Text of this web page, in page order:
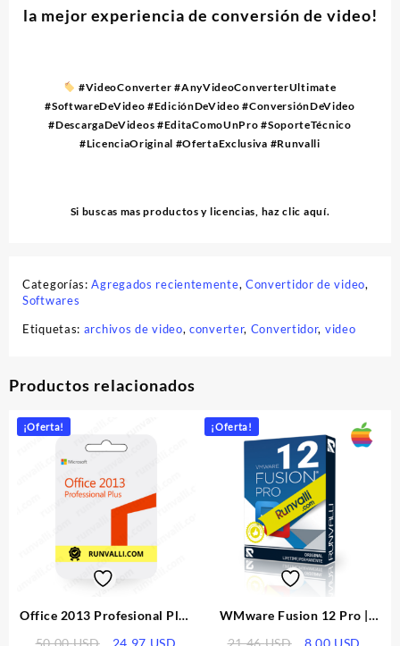
la mejor experiencia de conversión de video!
#VideoConverter #AnyVideoConverterUltimate
#SoftwareDeVideo #EdiciónDeVideo #ConversiónDeVideo
#DescargaDeVideos #EditaComoUnPro #SoporteTécnico
#LicenciaOriginal #OfertaExclusiva #Runvalli
Si buscas mas productos y licencias, haz clic aquí.
Categorías:Agregados recientemente, Convertidor de video,
Softwares
Etiquetas: archivos de video,converter, Convertidor, video
Productos relacionados
¡Oferta!
Office 2013 Profesional Plus
50.00USD El
24.97 USD
¡Oferta!
WMware Fusion 12 Pro |
21.46USD El
8.00 USD